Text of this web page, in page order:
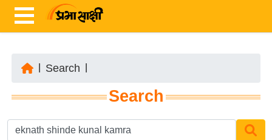
ज़ा
ख
Search
Search